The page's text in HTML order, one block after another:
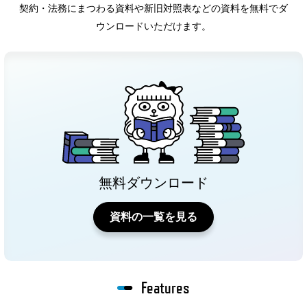
契約・法務にまつわる資料や新旧対照表などの資料を無料でダ
ウンロードいただけます。
無料ダウンロード
資料の一覧を見る
Features